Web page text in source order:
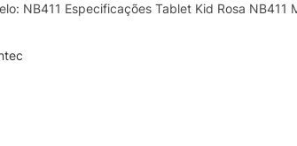
NB411 Especificações Tablet Kid Rosa NB411
- Tela: 7 polegadas - Microfone embutido:
Bateria: 2.800mah - Código anatel: 07453-18-